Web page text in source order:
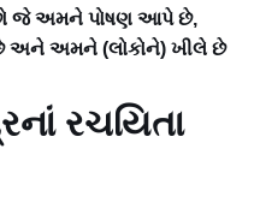
જે અમને પોષણ આપે છે,
અને અમને (લોકોને) ખીલે છે
રચયિતા